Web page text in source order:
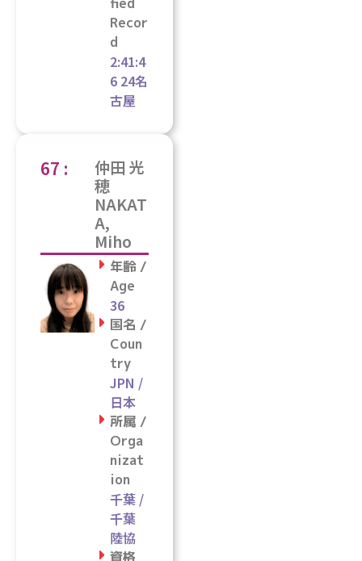
Recor
d
2:41:4
6 24名
古屋
67 :
仲田 光
穂
NAKAT
A,
Miho
年齢 /
Age
36
国名 /
Coun
try
JPN /
日本
所属 /
Orga
nizat
ion
千葉 /
千葉
陸協
資格